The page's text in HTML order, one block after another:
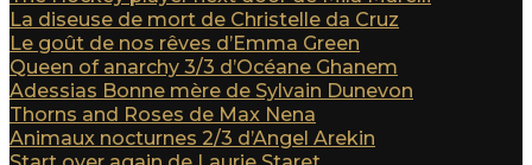
La diseuse de mort de Christelle da Cruz
Le goût de nos rêves d’Emma Green
Queen of anarchy 3/3 d’Océane Ghanem
Adessias Bonne mère de Sylvain Dunevon
Thorns and Roses de Max Nena
Animaux nocturnes 2/3 d’Angel Arekin